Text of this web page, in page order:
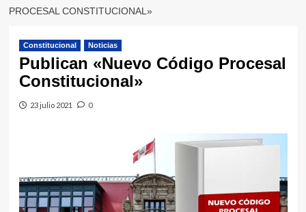
PROCESAL CONSTITUCIONAL»
Constitucional Noticias
Publican «Nuevo Código Procesal
Constitucional»
23 julio 2021 0